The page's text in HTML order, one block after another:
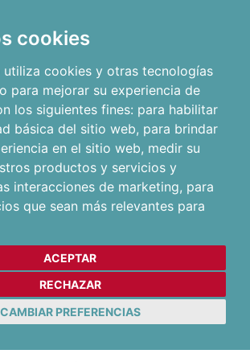
cookies
utiliza cookies y otras tecnologías
para mejorar su experiencia de
los siguientes fines: para habilitar
básica del sitio web, para brindar
en el sitio web, medir su
productos y servicios y
interacciones de marketing, para
que sean más relevantes para
ACEPTAR
RECHAZAR
CAMBIAR PREFERENCIAS